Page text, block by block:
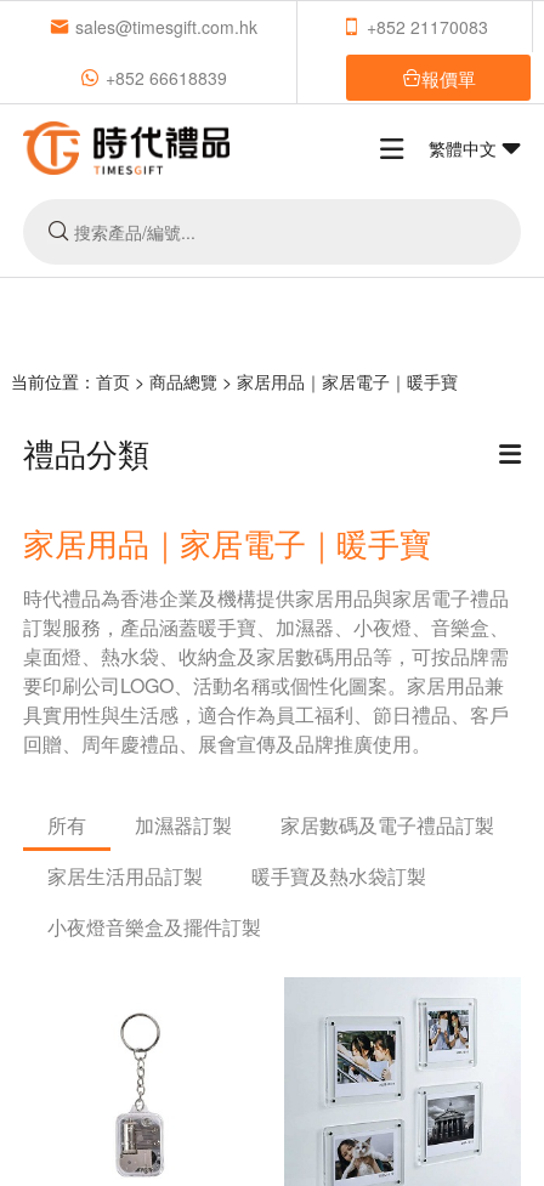
sales@timesgift.com.hk +852 21170083
+852 66618839 報價單
繁體中文
当前位置： 首页> 商品總覽 > 家居用品｜家居電子｜暖手寶
禮品分類
家居用品｜家居電子｜暖手寶
時代禮品為香港企業及機構提供家居用品與家居電子禮品
訂製服務，產品涵蓋暖手寶、加濕器、小夜燈、音樂盒、
桌面燈、熱水袋、收納盒及家居數碼用品等，可按品牌需
要印刷公司LOGO、活動名稱或個性化圖案。家居用品兼
具實用性與生活感，適合作為員工福利、節日禮品、客戶
回贈、周年慶禮品、展會宣傳及品牌推廣使用。
所有 加濕器訂製
家居數碼及電子禮品訂製
家居生活用品訂製
暖手寶及熱水袋訂製
小夜燈音樂盒及擺件訂製